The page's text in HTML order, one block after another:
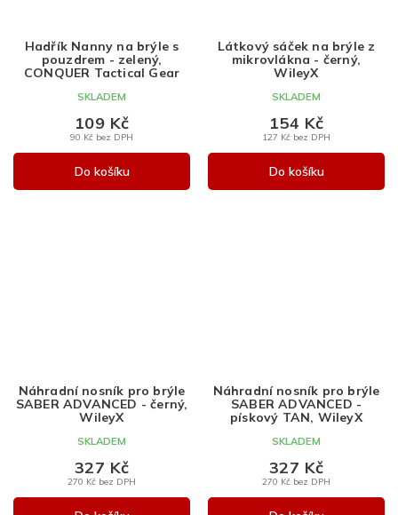
Hadřík Nanny na brýle s
pouzdrem - zelený,
CONQUER Tactical Gear
SKLADEM
90 Kč bez DPH
109 Kč
Do košíku
Látkový sáček na brýle z
mikrovlákna - černý,
WileyX
SKLADEM
127 Kč bez DPH
154 Kč
Do košíku
Náhradní nosník pro brýle
SABER ADVANCED - černý,
WileyX
SKLADEM
270 Kč bez DPH
327 Kč
Náhradní nosník pro brýle
SABER ADVANCED -
pískový TAN, WileyX
SKLADEM
270 Kč bez DPH
327 Kč